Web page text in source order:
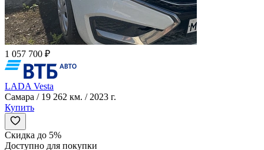
1 057 700 ₽
LADA Vesta
Самара / 19 262 км. / 2023 г.
Купить
Скидка до 5%
Доступно для покупки